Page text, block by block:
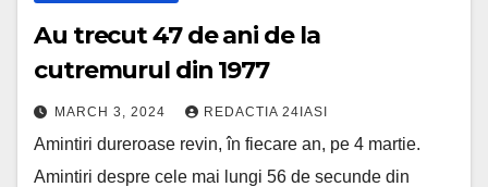
Au trecut 47 de ani de la
cutremurul din 1977
MARCH 3, 2024 REDACTIA 24IASI
Amintiri dureroase revin, în fiecare an, pe 4 martie.
Amintiri despre cele mai lungi 56 de secunde din